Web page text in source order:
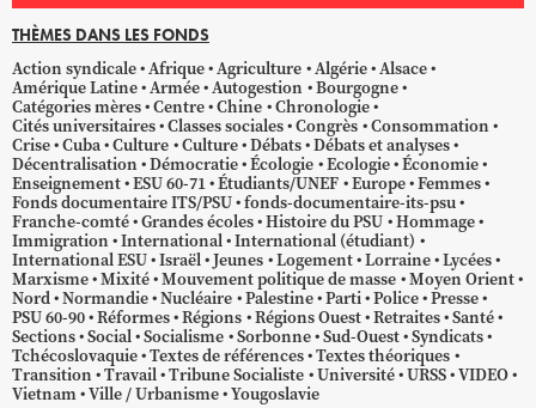
THÈMES DANS LES FONDS
Action syndicale Afrique Agriculture Algérie Alsace
Amérique Latine Armée Autogestion
Bourgogne
Catégories mères Centre Chine Chronologie
Cités universitaires Classes sociales Congrès Consommation
Crise Cuba Culture Culture Débats Débats et analyses
Décentralisation Démocratie Écologie Ecologie Économie
Enseignement ESU 60-71 Étudiants/UNEF Europe Femmes
Fonds documentaire ITS/PSU fonds-documentaire-its-psu
Franche-comté Grandes écoles Histoire du PSU Hommage
Immigration International International (étudiant)
International ESU Israël Jeunes Logement Lorraine Lycées
Marxisme Mixité Mouvement politique de masse Moyen Orient
Nord Normandie Nucléaire Palestine Parti Police Presse
PSU 60-90 Réformes Régions Régions Ouest Retraites Santé
Sections Social Socialisme Sorbonne Sud-Ouest Syndicats
Tchécoslovaquie Textes de références Textes théoriques
Transition Travail Tribune Socialiste Université URSS VIDEO
Vietnam Ville / Urbanisme Yougoslavie